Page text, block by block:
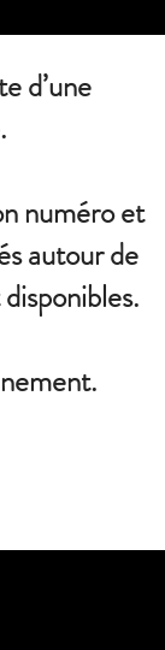
d’une
numéro et
autour de